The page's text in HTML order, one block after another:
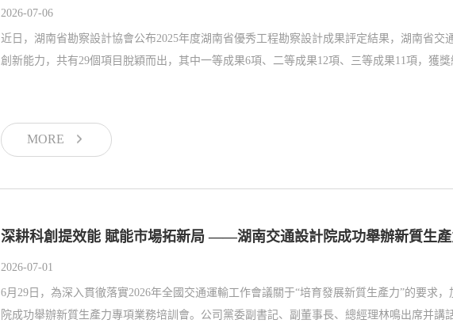
2026-07-06
近日，湖南省勘察設計協會公布2025年度湖南省優秀工程勘察設計成果評定結果，湖南省
創新能力，共有29個項目脫穎而出，其中一等成果6項、二等成果12項、三等成果11項，獲
MORE
深耕科創提效能 賦能市場拓新局 ——湖南交通設計院成功舉辦新質生
2026-07-01
6月29日，為深入貫徹落實2026年全國交通運輸工作會議關于“培育發展新質生產力”的要求
院成功舉辦新質生產力專項業務培訓會。公司黨委副書記、副董事長、總經理林鳴出席并講